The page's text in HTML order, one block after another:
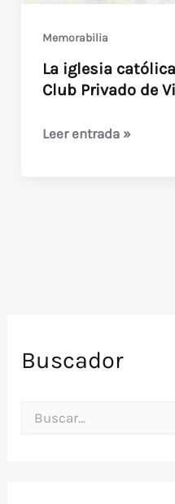
Memorabilia
La iglesia
Club Privado de
La
Video
Leer entrada »
Buscador